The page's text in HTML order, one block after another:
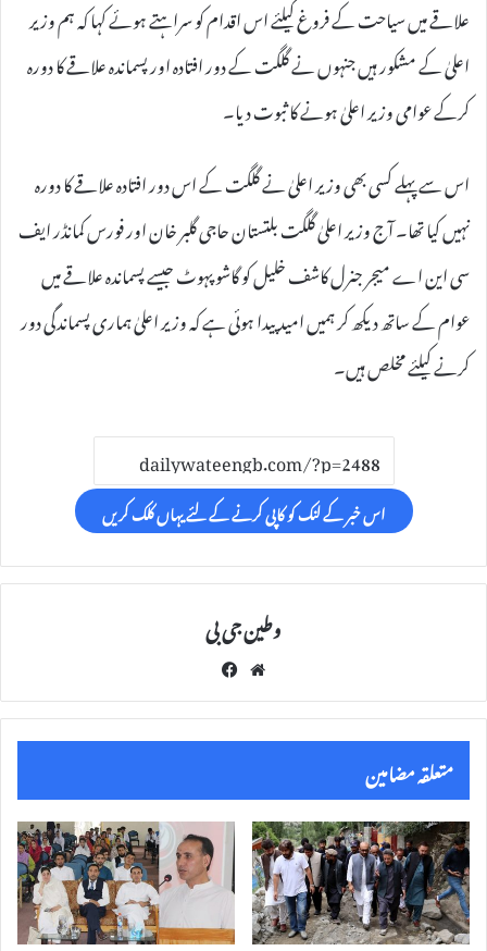
علاقے میں سیاحت کے فروغ کیلئے اس اقدام کو سراہتے ہوئے کہا کہ ہم وزیر
اعلیٰ کے مشکور ہیں جنہوں نے گلگت کے دور افتادہ اور پسماندہ علاقے کا دورہ
کرکے عوامی وزیر اعلیٰ ہونے کا ثبوت دیا۔
اس سے پہلے کسی بھی وزیر اعلیٰ نے گلگت کے اس دور افتادہ علاقے کا دورہ
نہیں کیا تھا۔ آج وزیر اعلیٰ گلگت بلتستان حاجی گلبر خان اور فورس کمانڈر ایف
سی این اے میجر جنرل کاشف خلیل کو گاشو پہوٹ جیسے پسماندہ علاقے میں
عوام کے ساتھ دیکھ کر ہمیں امید پیدا ہوئی ہے کہ وزیر اعلیٰ ہماری پسماندگی دور
کرنے کیلئے مخلص ہیں۔
اس خبر کے لنک کو کاپی کرنے کے لئے یہاں کلک کریں
وطین جی بی
We
bsi
te
eb
oo
k
متعلقہ مضامین